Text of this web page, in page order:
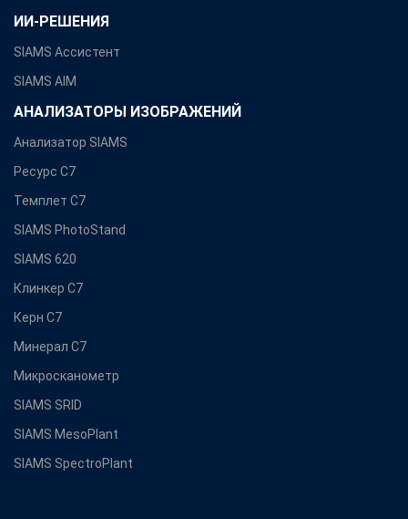
ИИ-РЕШЕНИЯ
SIAMS Ассистент
SIAMS AIM
АНАЛИЗАТОРЫ ИЗОБРАЖЕНИЙ
Анализатор SIAMS
Ресурс С7
Темплет С7
SIAMS PhotoStand
SIAMS 620
Клинкер С7
Керн С7
Минерал С7
Микросканометр
SIAMS SRID
SIAMS MesoPlant
SIAMS SpectroPlant